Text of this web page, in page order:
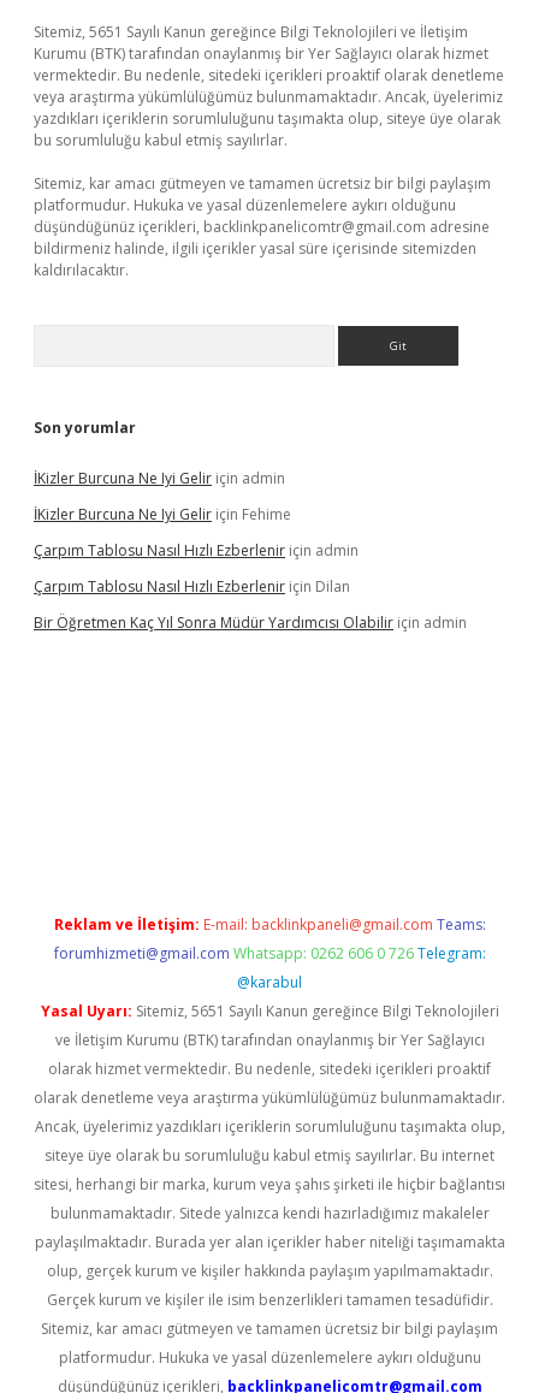
Sitemiz, 5651 Sayılı Kanun gereğince Bilgi Teknolojileri ve İletişim
Kurumu (BTK) tarafından onaylanmış bir Yer Sağlayıcı olarak hizmet
vermektedir. Bu nedenle, sitedeki içerikleri proaktif olarak denetleme
veya araştırma yükümlülüğümüz bulunmamaktadır. Ancak, üyelerimiz
yazdıkları içeriklerin sorumluluğunu taşımakta olup, siteye üye olarak
bu sorumluluğu kabul etmiş sayılırlar.
Sitemiz, kar amacı gütmeyen ve tamamen ücretsiz bir bilgi paylaşım
platformudur. Hukuka ve yasal düzenlemelere aykırı olduğunu
düşündüğünüz içerikleri, backlinkpanelicomtr@gmail.com adresine
bildirmeniz halinde, ilgili içerikler yasal süre içerisinde sitemizden
kaldırılacaktır.
Son yorumlar
İKizler Burcuna Ne Iyi Gelir için admin
İKizler Burcuna Ne Iyi Gelir için Fehime
Çarpım Tablosu Nasıl Hızlı Ezberlenir için admin
Çarpım Tablosu Nasıl Hızlı Ezberlenir için Dilan
Bir Öğretmen Kaç Yıl Sonra Müdür Yardımcısı Olabilir için admin
Reklam ve İletişim: E-mail: backlinkpaneli@gmail.com Teams:
forumhizmeti@gmail.com Whatsapp: 0262 606 0 726 Telegram:
@karabul
Yasal Uyarı: Sitemiz, 5651 Sayılı Kanun gereğince Bilgi Teknolojileri
ve İletişim Kurumu (BTK) tarafından onaylanmış bir Yer Sağlayıcı
olarak hizmet vermektedir. Bu nedenle, sitedeki içerikleri proaktif
olarak denetleme veya araştırma yükümlülüğümüz bulunmamaktadır.
Ancak, üyelerimiz yazdıkları içeriklerin sorumluluğunu taşımakta olup,
siteye üye olarak bu sorumluluğu kabul etmiş sayılırlar. Bu internet
sitesi, herhangi bir marka, kurum veya şahıs şirketi ile hiçbir bağlantısı
bulunmamaktadır. Sitede yalnızca kendi hazırladığımız makaleler
paylaşılmaktadır. Burada yer alan içerikler haber niteliği taşımamakta
olup, gerçek kurum ve kişiler hakkında paylaşım yapılmamaktadır.
Gerçek kurum ve kişiler ile isim benzerlikleri tamamen tesadüfidir.
Sitemiz, kar amacı gütmeyen ve tamamen ücretsiz bir bilgi paylaşım
platformudur. Hukuka ve yasal düzenlemelere aykırı olduğunu
düşündüğünüz içerikleri, backlinkpanelicomtr@gmail.com